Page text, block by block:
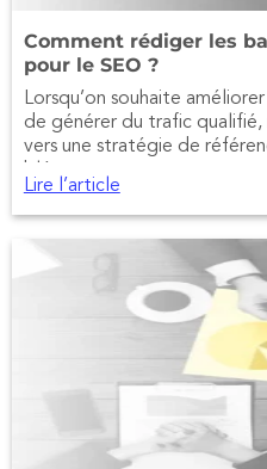
Comment rédiger les
pour le SEO ?
Lorsqu’on souhaite
de générer du trafic
vers une stratégie de
Lire l’article